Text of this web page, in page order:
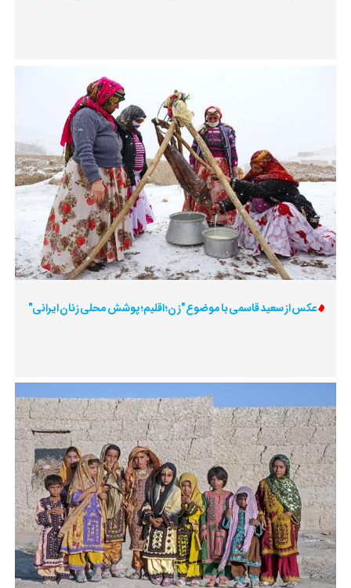
عکس از سعید قاسمی با موضوع "زن؛ اقلیم؛ پوشش محلی زنان ایرانی"